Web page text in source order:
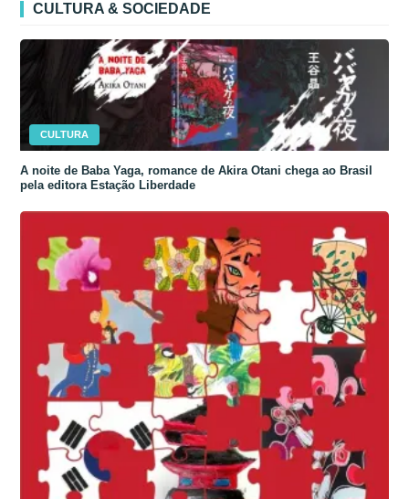
CULTURA & SOCIEDADE
CULTURA
A noite de Baba Yaga, romance de Akira Otani chega ao Brasil
pela editora Estação Liberdade